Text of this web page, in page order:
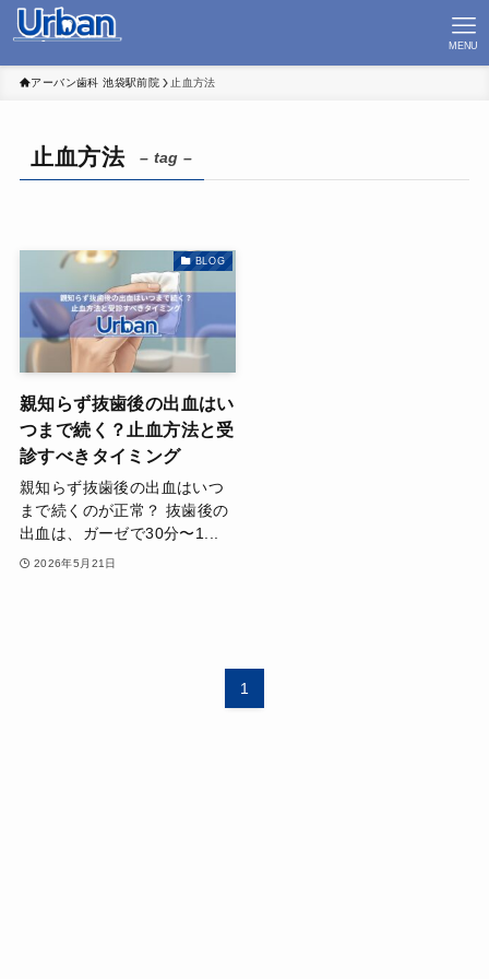
MENU
アーバン歯科 池袋駅前院 止血方法
止血方法 – tag –
BLOG
親知らず抜歯後の出血はい
つまで続く？止血方法と受
診すべきタイミング
親知らず抜歯後の出血はいつ
まで続くのが正常？ 抜歯後の
出血は、ガーゼで30分〜1...
2026年5月21日
1